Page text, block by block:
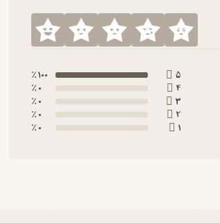
5
100 ٪
4
0 ٪
3
0 ٪
2
0 ٪
1
0 ٪